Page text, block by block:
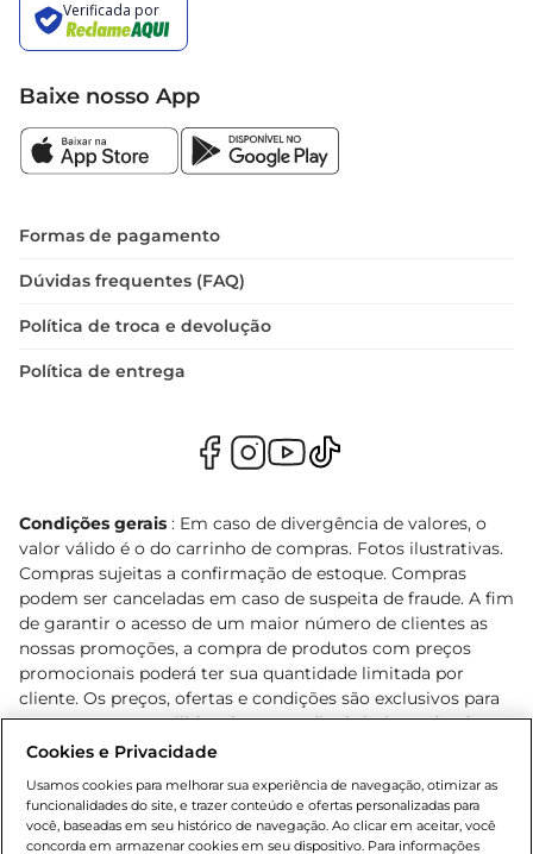
Baixe nosso App
Formas de pagamento
Dúvidas frequentes (FAQ)
Política de troca e devolução
Política de entrega
Condições gerais : Em caso de divergência de valores, o
valor válido é o do carrinho de compras. Fotos ilustrativas.
Compras sujeitas a confirmação de estoque. Compras
podem ser canceladas em caso de suspeita de fraude. A fim
de garantir o acesso de um maior número de clientes as
nossas promoções, a compra de produtos com preços
promocionais poderá ter sua quantidade limitada por
cliente. Os preços, ofertas e condições são exclusivos para
o e-commerce e válidos durante o dia de hoje, podendo
sofrer alterações sem prévia notificação. Proibida a venda
Lei n.º 8069/90, art. 81, inciso II (Estatuto da Criança e do
Adolescente). Preços e condições exclusivos para o
www.bretas.com.br, podendo sofrer alterações sem aviso
Cookies e Privacidade
Usamos cookies para melhorar sua experiência de navegação, otimizar as
funcionalidades do site, e trazer conteúdo e ofertas personalizadas para
você, baseadas em seu histórico de navegação. Ao clicar em aceitar, você
concorda em armazenar cookies em seu dispositivo. Para informações